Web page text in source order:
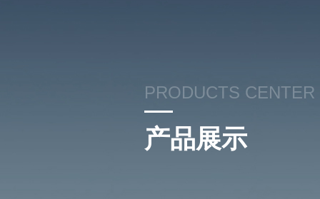
PRODUCTS CENTER
产品展示